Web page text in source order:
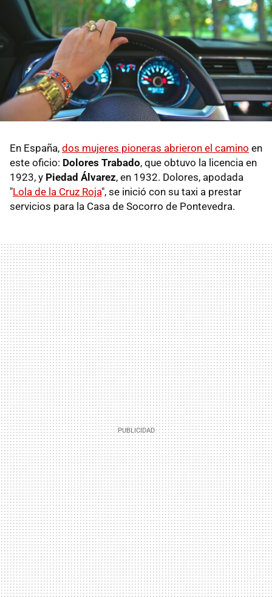
En España, dos mujeres pioneras abrieron el camino en
este oficio: Dolores Trabado, que obtuvo la licencia en
1923, y Piedad Álvarez, en 1932. Dolores, apodada
"Lola de la Cruz Roja", se inició con su taxi a prestar
servicios para la Casa de Socorro de Pontevedra.